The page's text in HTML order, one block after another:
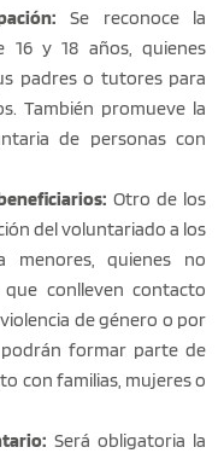
Se reconoce la
16 y 18 años, quienes
padres o tutores para
También promueve la
de personas con
Otro de los
del voluntariado a los
menores, quienes no
conlleven contacto
de género o por
podrán formar parte de
con familias, mujeres o
Será obligatoria la